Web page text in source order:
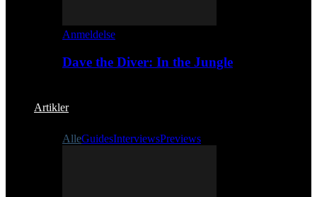
Anmeldelse
Dave the Diver: In the Jungle
Artikler
AlleGuidesInterviewsPreviews